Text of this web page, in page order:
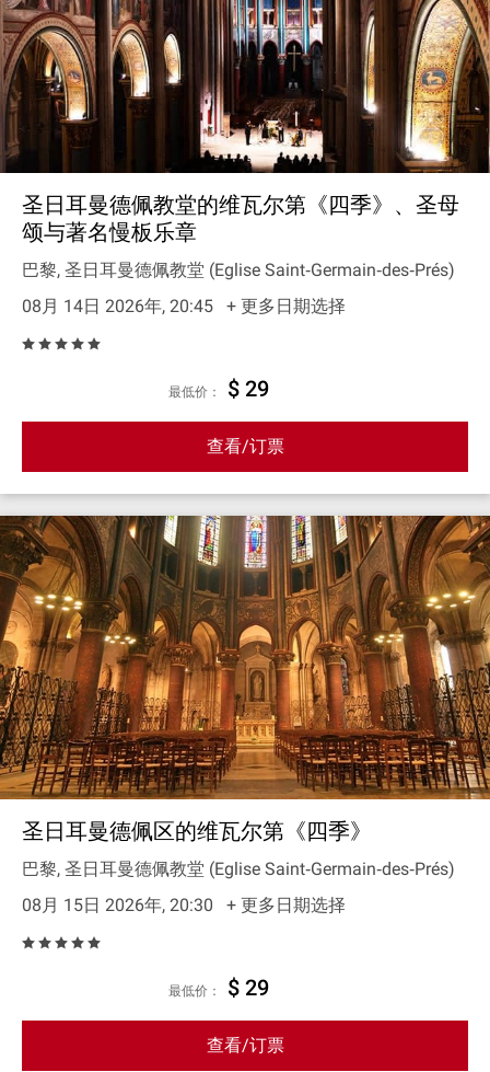
圣日耳曼德佩教堂的维瓦尔第《四季》、圣母
颂与著名慢板乐章
巴黎, 圣日耳曼德佩教堂 (Eglise Saint‐Germain‐des‐Prés)
08月 14日 2026年, 20:45
+ 更多日期选择
最低价： $ 29
查看/订票
圣日耳曼德佩区的维瓦尔第《四季》
巴黎, 圣日耳曼德佩教堂 (Eglise Saint‐Germain‐des‐Prés)
08月 15日 2026年, 20:30
+ 更多日期选择
最低价： $ 29
查看/订票